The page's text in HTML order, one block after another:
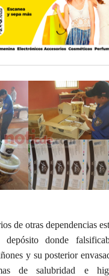
de otras dependencias
depósito donde
y su posterior
de salubridad e